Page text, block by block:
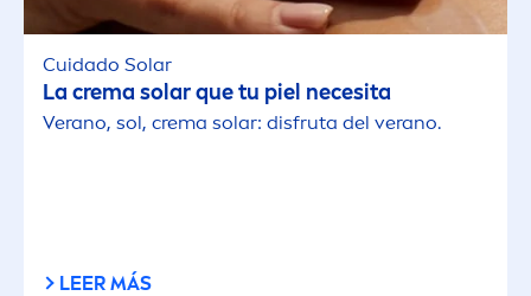
Cuidado Solar
La crema solar que tu piel necesita
Verano, sol, crema solar: disfruta del verano.
LEER MÁS